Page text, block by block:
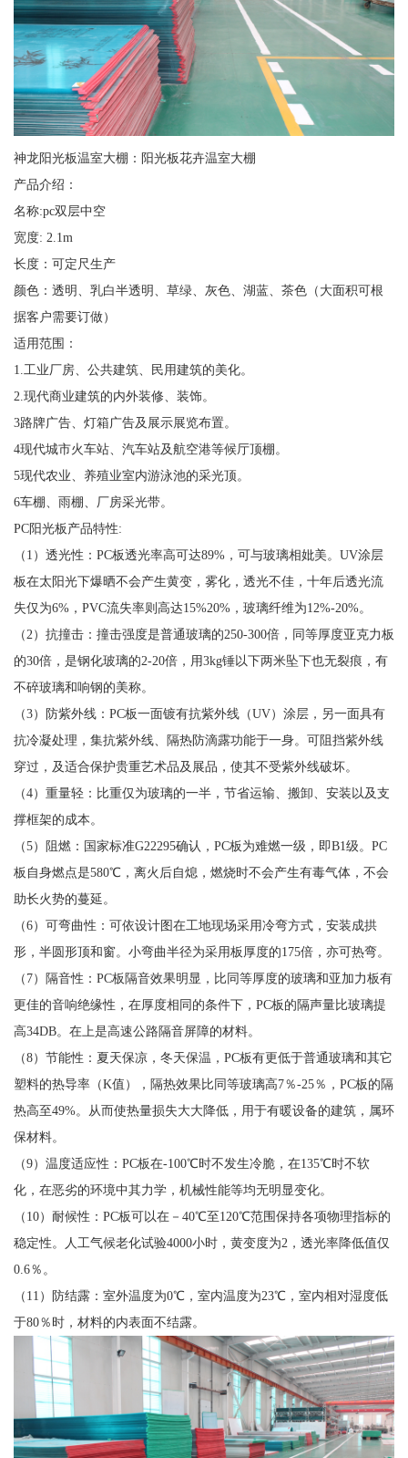
神龙阳光板温室大棚：阳光板花卉温室大棚
产品介绍：
名称:pc双层中空
宽度: 2.1m
长度：可定尺生产
颜色：透明、乳白半透明、草绿、灰色、湖蓝、茶色（大面积可根
据客户需要订做）
适用范围：
1.工业厂房、公共建筑、民用建筑的美化。
2.现代商业建筑的内外装修、装饰。
3路牌广告、灯箱广告及展示展览布置。
4现代城市火车站、汽车站及航空港等候厅顶棚。
5现代农业、养殖业室内游泳池的采光顶。
6车棚、雨棚、厂房采光带。
PC阳光板产品特性:
（1）透光性：PC板透光率高可达89%，可与玻璃相妣美。UV涂层
板在太阳光下爆晒不会产生黄变，雾化，透光不佳，十年后透光流
失仅为6%，PVC流失率则高达15%20%，玻璃纤维为12%-20%。
（2）抗撞击：撞击强度是普通玻璃的250-300倍，同等厚度亚克力板
的30倍，是钢化玻璃的2-20倍，用3kg锤以下两米坠下也无裂痕，有
不碎玻璃和响钢的美称。
（3）防紫外线：PC板一面镀有抗紫外线（UV）涂层，另一面具有
抗冷凝处理，集抗紫外线、隔热防滴露功能于一身。可阻挡紫外线
穿过，及适合保护贵重艺术品及展品，使其不受紫外线破坏。
（4）重量轻：比重仅为玻璃的一半，节省运输、搬卸、安装以及支
撑框架的成本。
（5）阻燃：国家标准G22295确认，PC板为难燃一级，即B1级。PC
板自身燃点是580℃，离火后自熄，燃烧时不会产生有毒气体，不会
助长火势的蔓延。
（6）可弯曲性：可依设计图在工地现场采用冷弯方式，安装成拱
形，半圆形顶和窗。小弯曲半径为采用板厚度的175倍，亦可热弯。
（7）隔音性：PC板隔音效果明显，比同等厚度的玻璃和亚加力板有
更佳的音响绝缘性，在厚度相同的条件下，PC板的隔声量比玻璃提
高34DB。在上是高速公路隔音屏障的材料。
（8）节能性：夏天保凉，冬天保温，PC板有更低于普通玻璃和其它
塑料的热导率（K值），隔热效果比同等玻璃高7％-25％，PC板的隔
热高至49%。从而使热量损失大大降低，用于有暖设备的建筑，属环
保材料。
（9）温度适应性：PC板在-100℃时不发生冷脆，在135℃时不软
化，在恶劣的环境中其力学，机械性能等均无明显变化。
（10）耐候性：PC板可以在－40℃至120℃范围保持各项物理指标的
稳定性。人工气候老化试验4000小时，黄变度为2，透光率降低值仅
0.6％。
（11）防结露：室外温度为0℃，室内温度为23℃，室内相对湿度低
于80％时，材料的内表面不结露。